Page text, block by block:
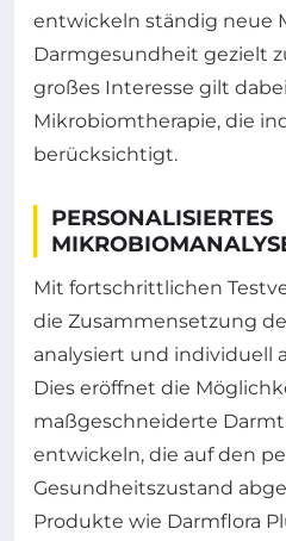
entwickeln ständig neue
Darmgesundheit gezielt
großes Interesse gilt
Mikrobiomtherapie, die
berücksichtigt.
PERSONALISIERTES
Mit fortschrittlichen
die Zusammensetzung
analysiert und individuell
Dies eröffnet die
maßgeschneiderte
entwickeln, die auf den
Gesundheitszustand
Produkte wie Darmflora